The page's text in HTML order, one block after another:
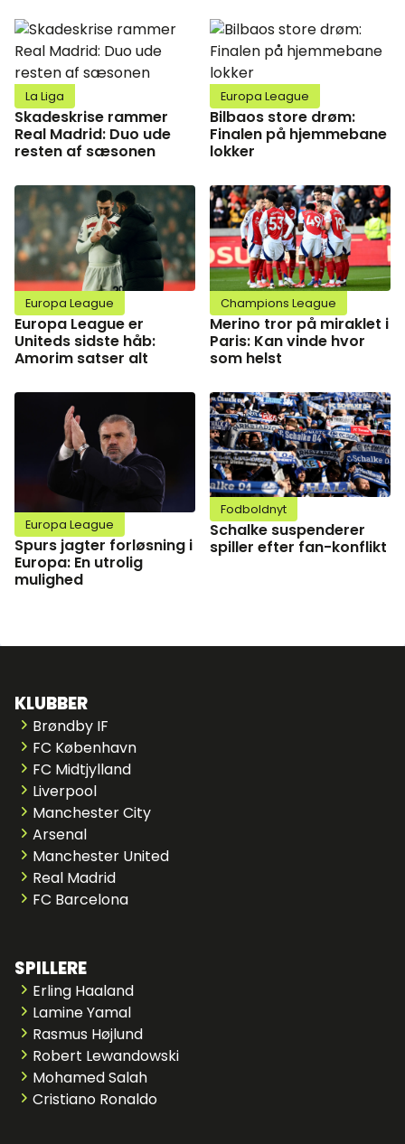
La Liga
Skadeskrise rammer
Real Madrid: Duo ude
resten af sæsonen
Europa League
Bilbaos store drøm:
Finalen på hjemmebane
lokker
Europa League
Europa League er
Uniteds sidste håb:
Amorim satser alt
Champions League
Merino tror på miraklet i
Paris: Kan vinde hvor
som helst
Europa League
Spurs jagter forløsning i
Europa: En utrolig
mulighed
Fodboldnyt
Schalke suspenderer
spiller efter fan-konflikt
KLUBBER
Brøndby IF
FC København
FC Midtjylland
Liverpool
Manchester City
Arsenal
Manchester United
Real Madrid
FC Barcelona
SPILLERE
Erling Haaland
Lamine Yamal
Rasmus Højlund
Robert Lewandowski
Mohamed Salah
Cristiano Ronaldo